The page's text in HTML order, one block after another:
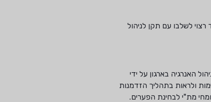
לשלבו עם תקן לניהול
האנרגיה בארגון על ידי
ולראות בתהליך הזדמנות
מת"י לבחינת הפערים.